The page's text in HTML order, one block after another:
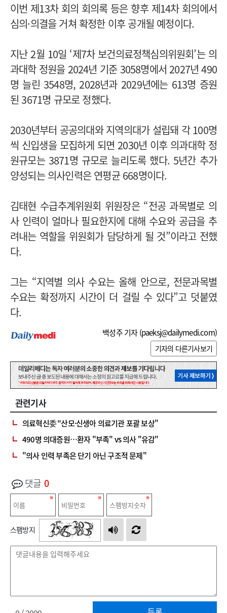
이번 제13차 회의 회의록 등은 향후 제14차 회의에서
심의·의결을 거쳐 확정한 이후 공개될 예정이다.
지난 2월 10일 ‘제7차 보건의료정책심의위원회’는 의
과대학 정원을 2024년 기준 3058명에서 2027년 490
명 늘린 3548명, 2028년과 2029년에는 613명 증원
된 3671명 규모로 정했다.
2030년부터 공공의대와 지역의대가 설립돼 각 100명
씩 신입생을 모집하게 되면 2030년 이후 의과대학 정
원규모는 3871명 규모로 늘리도록 했다. 5년간 추가
양성되는 의사인력은 연평균 668명이다.
김태현 수급추계위원회 위원장은 “전공 과목별로 의
사 인력이 얼마나 필요한지에 대해 수요와 공급을 추
려내는 역할을 위원회가 담당하게 될 것”이라고 전했
다.
그는 “지역별 의사 수요는 올해 안으로, 전문과목별
수요는 확정까지 시간이 더 걸릴 수 있다”고 덧붙였
다.
백성주 기자 (paeksj@dailymedi.com)
기자의 다른기사보기
관련기사
의료혁신委 "산모·신생아 의료기관 포괄 보상"
490명 의대증원…환자 "부족" vs 의사 "유감"
"의사 인력 부족은 단기 아닌 구조적 문제"
댓글 0
스팸방지